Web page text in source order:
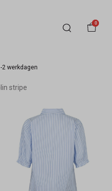
0
2 werkdagen
stripe